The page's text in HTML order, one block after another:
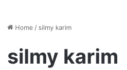
Home / silmy karim
silmy karim